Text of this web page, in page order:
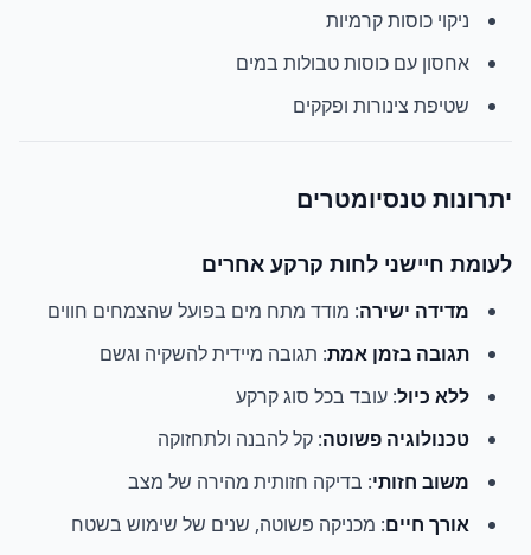
ניקוי כוסות קרמיות
אחסון עם כוסות טבולות במים
שטיפת צינורות ופקקים
יתרונות טנסיומטרים
לעומת חיישני לחות קרקע אחרים
מדידה ישירה: מודד מתח מים בפועל שהצמחים חווים
תגובה בזמן אמת: תגובה מיידית להשקיה וגשם
ללא כיול: עובד בכל סוג קרקע
טכנולוגיה פשוטה: קל להבנה ולתחזוקה
משוב חזותי: בדיקה חזותית מהירה של מצב
אורך חיים: מכניקה פשוטה, שנים של שימוש בשטח